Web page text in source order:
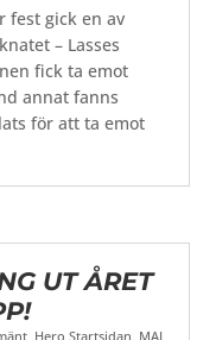
fest gick en av
– Lasses
fick ta emot
annat fanns
för att ta emot
UT ÅRET
Hero Startsidan MAI